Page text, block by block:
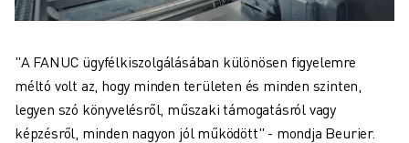
"A FANUC ügyfélkiszolgálásában különösen figyelemre
méltó volt az, hogy minden területen és minden szinten,
legyen szó könyvelésről, műszaki támogatásról vagy
képzésről, minden nagyon jól működött" - mondja Beurier.